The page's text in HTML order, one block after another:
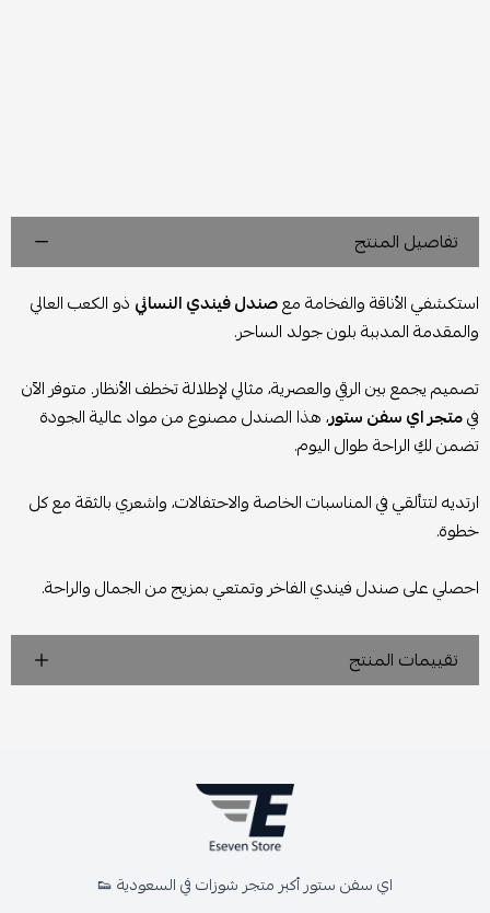
تفاصيل المنتج
استكشفي الأناقة والفخامة معصندل فيندي النسائي ذو الكعب العالي
والمقدمة المدببة بلون جولد الساحر.
تصميم يجمع بين الرقي والعصرية، مثالي لإطلالة تخطف الأنظار. متوفر الآن
فيمتجر اي سفن ستور، هذا الصندل مصنوع من مواد عالية الجودة
تضمن لكِ الراحة طوال اليوم.
ارتديه لتتألقي في المناسبات الخاصة والاحتفالات، واشعري بالثقة مع كل
خطوة.
احصلي على صندل فيندي الفاخر وتمتعي بمزيج من الجمال والراحة.
تقييمات المنتج
اي سفن ستور أكبر متجر شوزات في السعودية 👟